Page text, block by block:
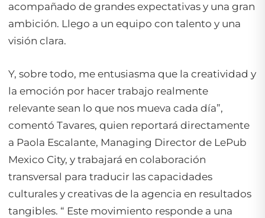
acompañado de grandes expectativas y una gran
ambición. Llego a un equipo con talento y una
visión clara.
Y, sobre todo, me entusiasma que la creatividad y
la emoción por hacer trabajo realmente
relevante sean lo que nos mueva cada día”,
comentó Tavares, quien reportará directamente
a Paola Escalante, Managing Director de LePub
Mexico City, y trabajará en colaboración
transversal para traducir las capacidades
culturales y creativas de la agencia en resultados
tangibles. “ Este movimiento responde a una